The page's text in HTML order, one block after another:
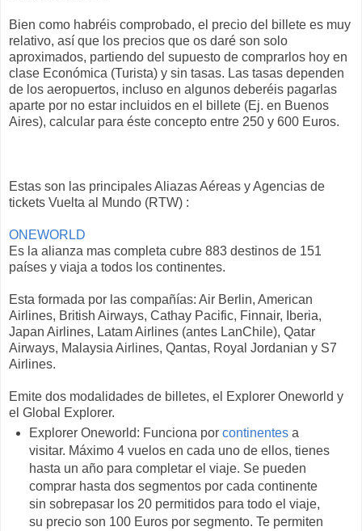
Bien como habréis comprobado, el precio del billete es muy
relativo, así que los precios que os daré son solo
aproximados, partiendo del supuesto de comprarlos hoy en
clase Económica (Turista) y sin tasas. Las tasas dependen
de los aeropuertos, incluso en algunos deberéis pagarlas
aparte por no estar incluidos en el billete (Ej. en Buenos
Aires), calcular para éste concepto entre 250 y 600 Euros.
Estas son las principales Aliazas Aéreas y Agencias de
tickets Vuelta al Mundo (RTW) :
ONEWORLD
Es la alianza mas completa cubre 883 destinos de 151
países y viaja a todos los continentes.
Esta formada por las compañías: Air Berlin, American
Airlines, British Airways, Cathay Pacific, Finnair, Iberia,
Japan Airlines, Latam Airlines (antes LanChile), Qatar
Airways, Malaysia Airlines, Qantas, Royal Jordanian y S7
Airlines.
Emite dos modalidades de billetes, el Explorer Oneworld y
el Global Explorer.
Explorer Oneworld: Funciona por continentesa
visitar. Máximo 4 vuelos en cada uno de ellos, tienes
hasta un año para completar el viaje. Se pueden
comprar hasta dos segmentos por cada continente
sin sobrepasar los 20 permitidos para todo el viaje,
su precio son 100 Euros por segmento. Te permiten